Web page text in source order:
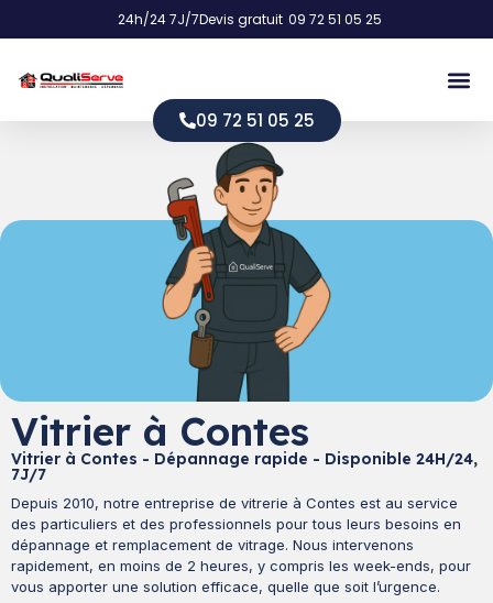
24h/24 7J/7Devis gratuit 09 72 51 05 25
09 72 51 05 25
Vitrier à Contes
Vitrier à Contes - Dépannage rapide - Disponible 24H/24,
7J/7
Depuis 2010, notre entreprise de vitrerie à Contes est au service
des particuliers et des professionnels pour tous leurs besoins en
dépannage et remplacement de vitrage. Nous intervenons
rapidement, en moins de 2 heures, y compris les week-ends, pour
vous apporter une solution efficace, quelle que soit l’urgence.